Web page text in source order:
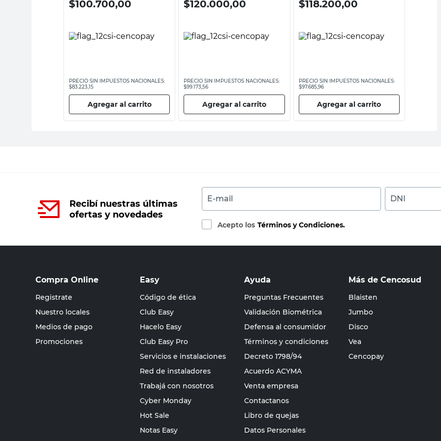
$100.700,00
PRECIO SIN IMPUESTOS NACIONALES:
$83.223,15
Agregar al carrito
$120.000,00
PRECIO SIN IMPUESTOS NACIONALES:
$99.173,56
Agregar al carrito
$118.200,00
PRECIO SIN IMPUESTOS NACIONALES:
$97.685,96
Agregar al carrito
Recibí nuestras últimas
ofertas y novedades
E-mail DNI
Acepto los Términos y Condiciones.
Compra Online
Registrate
Nuestro locales
Medios de pago
Promociones
Easy
Código de ética
Club Easy
Hacelo Easy
Club Easy Pro
Servicios e instalaciones
Red de instaladores
Trabajá con nosotros
Cyber Monday
Hot Sale
Notas Easy
Ayuda
Preguntas Frecuentes
Validación Biométrica
Defensa al consumidor
Términos y condiciones
Decreto 1798/94
Acuerdo ACYMA
Venta empresa
Contactanos
Libro de quejas
Datos Personales
Más de Cencosud
Blaisten
Jumbo
Disco
Vea
Cencopay